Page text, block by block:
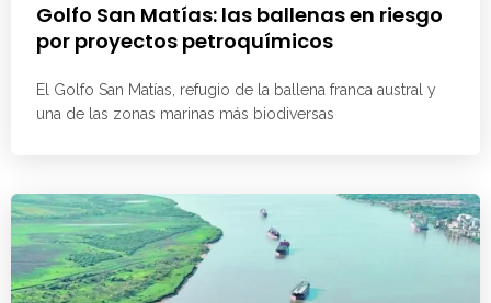
Golfo San Matías: las ballenas en riesgo
por proyectos petroquímicos
El Golfo San Matías, refugio de la ballena franca austral y
una de las zonas marinas más biodiversas